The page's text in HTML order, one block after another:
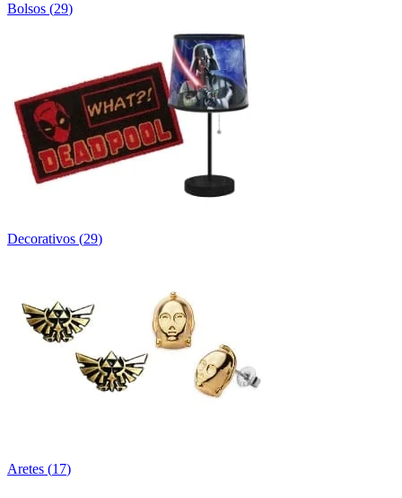
Bolsos (29)
Decorativos (29)
Aretes (17)